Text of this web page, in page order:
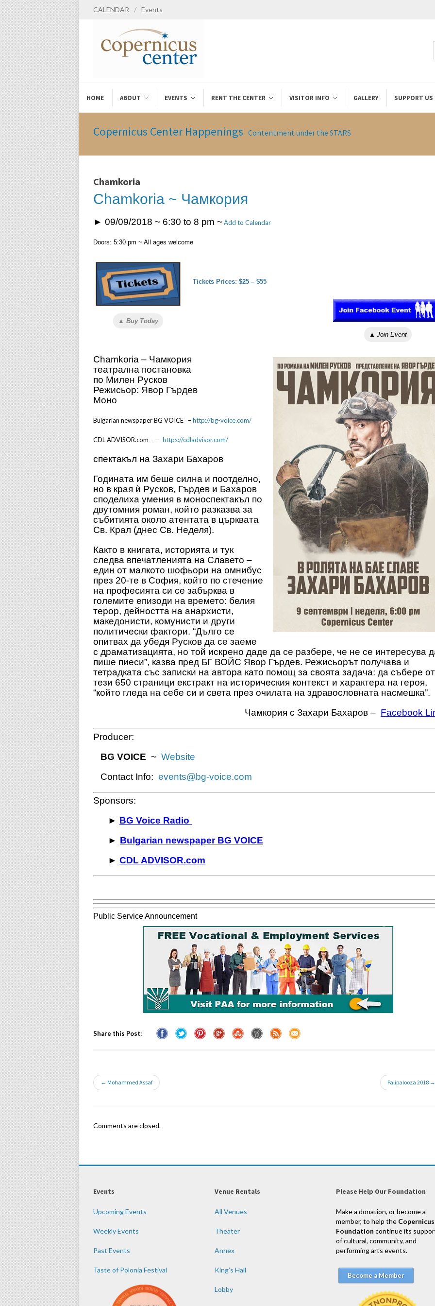
CALENDAR / Events
HOME ABOUT EVENTS RENT THE CENTER VISITOR INFO GALLERY SUPPORT US
Copernicus Center Happenings Contentment under the STARS
Chamkoria
Chamkoria ~ Чамкория
► 09/09/2018 ~ 6:30 to 8 pm ~Add to Calendar
Doors: 5:30 pm ~ All ages welcome
▲ Buy Today
Tickets Prices: $25 – $55
▲ Join Event
Chamkoria – Чамкория
театрална постановка
по Милен Русков
Режисьор: Явор Гърдев
Моно
Bulgarian newspaper BG VOICE –http://bg-voice.com/
CDL ADVISOR.com — https://cdladvisor.com/
спектакъл на Захари Бахаров
Годината им беше силна и поотделно,
но в края ѝ Русков, Гърдев и Бахаров
споделиха умения в моноспектакъл по
двутомния роман, който разказва за
събитията около атентата в църквата
Св. Крал (днес Св. Неделя).
Както в книгата, историята и тук
следва впечатленията на Славето –
един от малкото шофьори на омнибус
през 20-те в София, който по стечение
на професията си се забърква в
големите епизоди на времето: белия
терор, дейността на анархисти,
македонисти, комунисти и други
политически фактори. “Дълго се
опитвах да убедя Русков да се заеме
с драматизацията, но той искрено даде да се разбере, че не се интересува
пише пиеси”, казва пред БГ ВОЙС Явор Гърдев. Режисьорът получава и
тетрадката със записки на автора като помощ за своята задача: да събере от
тези 650 страници екстракт на историческия контекст и характера на героя,
“който гледа на себе си и света през очилата на здравословната насмешка”.
Чамкория с Захари Бахаров – Facebook
Producer:
BG VOICE ~ Website
Contact Info: events@bg-voice.com
Sponsors:
► BG Voice Radio
► Bulgarian newspaper BG VOICE
► CDL ADVISOR.com
Public Service Announcement
Share this Post:
← Mohammed Assaf Palipalooza 2018 →
Comments are closed.
Events
Upcoming Events
Weekly Events
Past Events
Taste of Polonia Festival
Venue Rentals
All Venues
Theater
Annex
King’s Hall
Lobby
Please Help Our Foundation
Make a donation, or become a
member, to help the Copernicus
Foundation continue its
of cultural, community, and
performing arts events.
Become a Member